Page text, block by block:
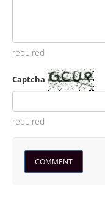
required
Captcha
required